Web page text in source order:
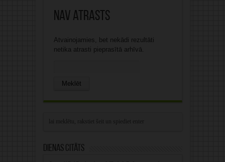
Nav atrasts
Atvainojamies, bet nekādi rezultāti
netika atrasti pieprasītā arhīvā.
Dienas citāts